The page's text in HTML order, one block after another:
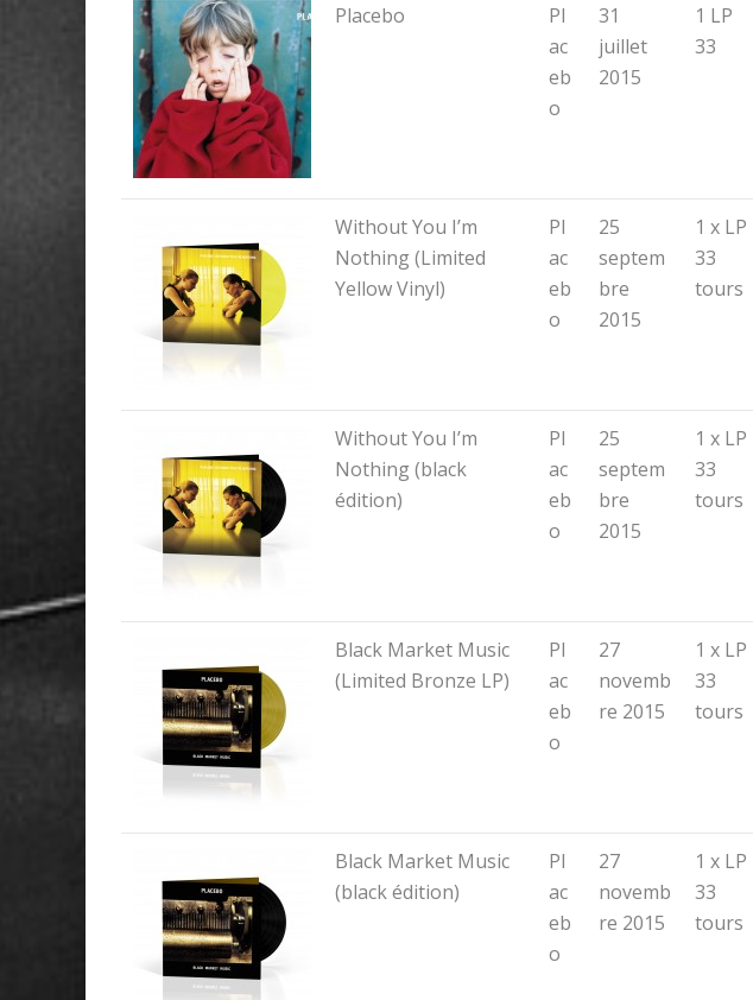
Placebo
Pl
ac
eb
o
31
juillet
2015
1 LP
33
Without You I’m
Nothing (Limited
Yellow Vinyl)
Pl
ac
eb
o
25
septem
bre
2015
1 x LP
33
tours
Without You I’m
Nothing (black
édition)
Pl
ac
eb
o
25
septem
bre
2015
1 x LP
33
tours
Black Market Music
(Limited Bronze LP)
Pl
ac
eb
o
27
novemb
re 2015
1 x LP
33
tours
Black Market Music
(black édition)
Pl
ac
eb
o
27
novemb
re 2015
1 x LP
33
tours